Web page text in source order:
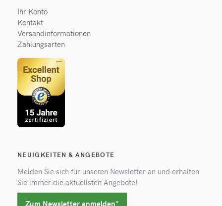
Ihr Konto
Kontakt
Versandinformationen
Zahlungsarten
NEUIGKEITEN & ANGEBOTE
Melden Sie sich für unseren Newsletter an und erhalten
Sie immer die aktuellsten Angebote!
Zum Newsletter anmelden*